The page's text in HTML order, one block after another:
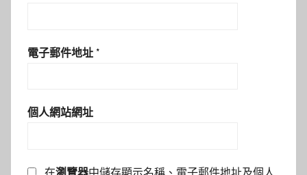
電子郵件地址 *
個人網站網址